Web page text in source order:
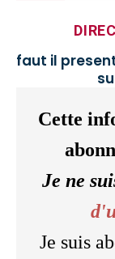
faut il
Cette
Je ne
Je suis